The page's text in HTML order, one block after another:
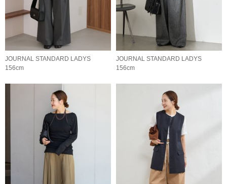
JOURNAL STANDARD LADYS
156cm
JOURNAL STANDARD LADYS
156cm